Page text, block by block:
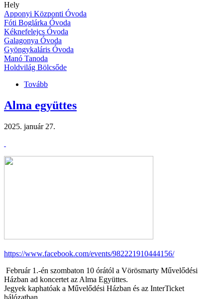
Hely
Apponyi Központi Óvoda
Fóti Boglárka Óvoda
Kéknefelejcs Óvoda
Galagonya Óvoda
Gyöngykaláris Óvoda
Manó Tanoda
Holdvilág Bölcsőde
Tovább
tartás)
Alma együttes
2025. január 27.
https://www.facebook.com/events/982221910444156/
Február 1.-én szombaton 10 órától a Vörösmarty Művelődési
Házban ad koncertet az Alma Együttes.
Jegyek kaphatóak a Művelődési Házban és az InterTicket